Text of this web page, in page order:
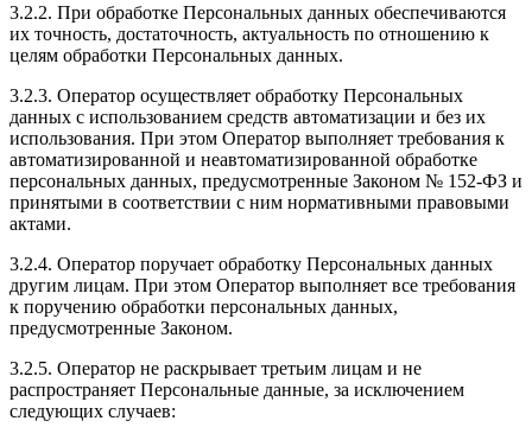
3.2.2. При обработке Персональных данных обеспечиваются
их точность, достаточность, актуальность по отношению к
целям обработки Персональных данных.
3.2.3. Оператор осуществляет обработку Персональных
данных с использованием средств автоматизации и без их
использования. При этом Оператор выполняет требования к
автоматизированной и неавтоматизированной обработке
персональных данных, предусмотренные Законом № 152-ФЗ и
принятыми в соответствии с ним нормативными правовыми
актами.
3.2.4. Оператор поручает обработку Персональных данных
другим лицам. При этом Оператор выполняет все требования
к поручению обработки персональных данных,
предусмотренные Законом.
3.2.5. Оператор не раскрывает третьим лицам и не
распространяет Персональные данные, за исключением
следующих случаев: